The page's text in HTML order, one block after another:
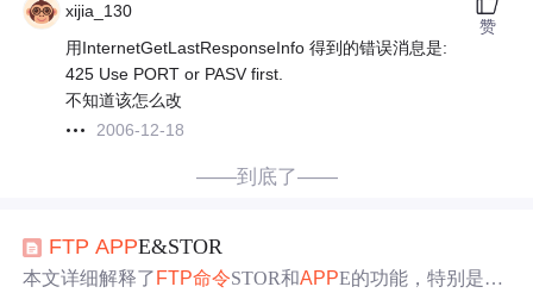
xijia_130
用InternetGetLastResponseInfo 得到的错误消息是:
425 Use PORT or PASV first.
不知道该怎么改
2006-12-18
赞
——到底了——
FTP APPE&STOR
本文详细解释了 FTP命令STOR和APPE的功能，特别是当